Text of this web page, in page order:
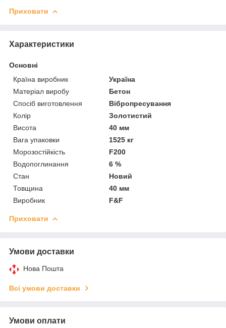
Приховати
Характеристики
Основні
Країна виробник
Україна
Матеріал виробу
Бетон
Спосіб виготовлення
Вібропресування
Колір
Золотистий
Висота
40 мм
Вага упаковки
1525 кг
Морозостійкість
F200
Водопоглинання
6 %
Стан
Новий
Товщина
40 мм
Виробник
F&F
Приховати
Умови доставки
Нова Пошта
Всі умови доставки
Умови оплати